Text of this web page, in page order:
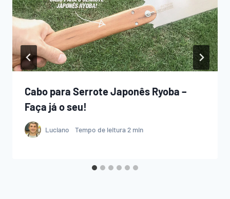
Cabo para Serrote Japonês Ryoba –
Faça já o seu!
Luciano Tempo de leitura2 min